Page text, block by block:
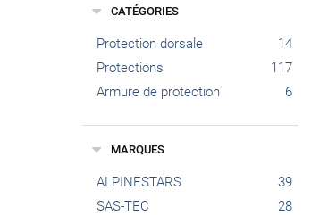
CATÉGORIES
Protection dorsale
14
Protections
117
Armure de protection
6
MARQUES
ALPINESTARS
39
SAS-TEC
28